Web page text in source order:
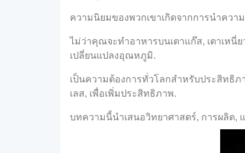
ความนิยมของพวกเขาเกิดจากการนำคว
ไม่ว่าคุณจะทำอาหารบนเตาแก๊ส, เตาเหนี่
เปลี่ยนแปลงอุณหภูมิ.
เป็นความต้องการทั่วโลกสำหรับประสิทธิ
เลส, เพื่อเพิ่มประสิทธิภาพ.
บทความนี้นำเสนอวิทยาศาสตร์, การผลิต,